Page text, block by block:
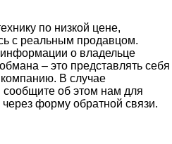
по низкой цене,
с реальным продавцом.
о владельце
– это представлять себя
В случае
сообщите об этом нам для
через форму обратной связи.